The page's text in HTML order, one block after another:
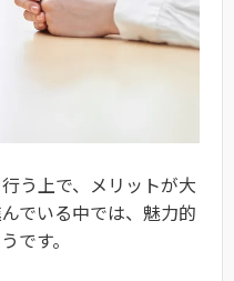
う上で、メリットが大
でいる中では、魅力的
です。